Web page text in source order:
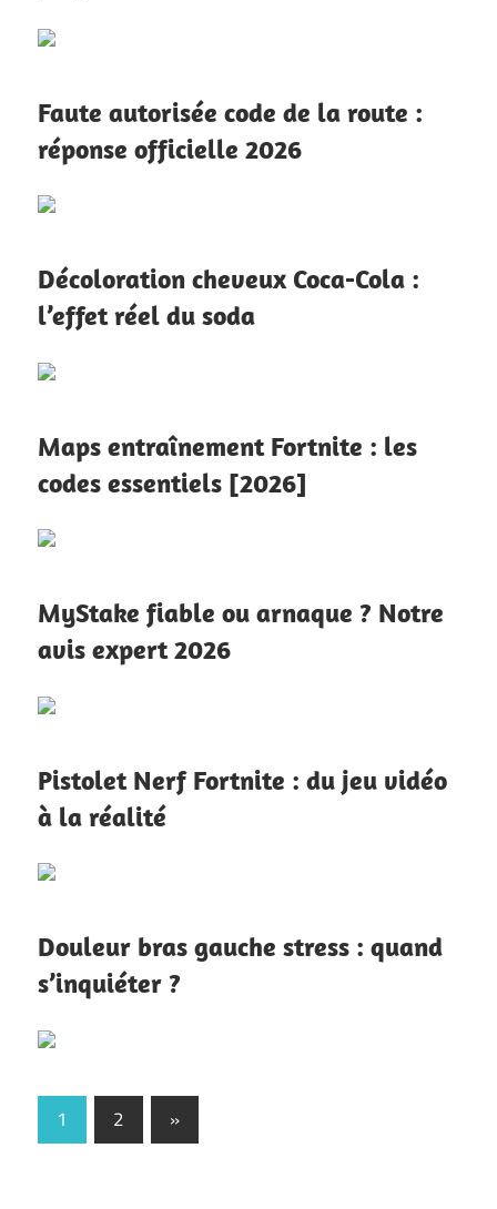
Faute autorisée code de la route :
réponse officielle 2026
Décoloration cheveux Coca-Cola :
l’effet réel du soda
Maps entraînement Fortnite : les
codes essentiels [2026]
MyStake fiable ou arnaque ? Notre
avis expert 2026
Pistolet Nerf Fortnite : du jeu vidéo
à la réalité
Douleur bras gauche stress : quand
s’inquiéter ?
Pagination
des
1 2
Next
Posts
»